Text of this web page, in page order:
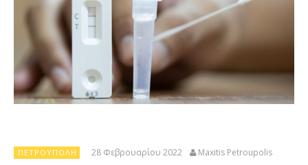
ΠΕΤΡΟΎΠΟΛΗ 28 Φεβρουαρίου 2022 Maxitis Petroupolis